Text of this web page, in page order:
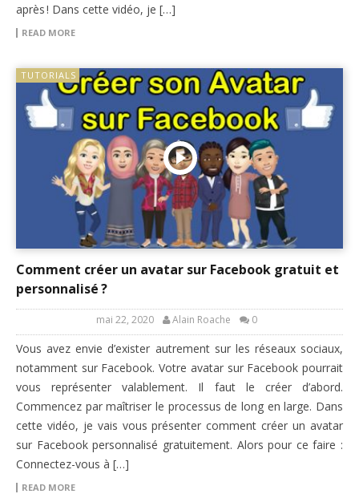
après ! Dans cette vidéo, je […]
READ MORE
TUTORIALS
Comment créer un avatar sur Facebook gratuit et
personnalisé ?
mai 22, 2020 Alain Roache 0
Vous avez envie d’exister autrement sur les réseaux sociaux,
notamment sur Facebook. Votre avatar sur Facebook pourrait
vous représenter valablement. Il faut le créer d’abord.
Commencez par maîtriser le processus de long en large. Dans
cette vidéo, je vais vous présenter comment créer un avatar
sur Facebook personnalisé gratuitement. Alors pour ce faire :
Connectez-vous à […]
READ MORE